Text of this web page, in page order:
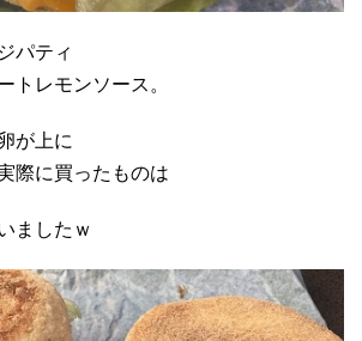
パティ
トレモンソース。
が上に
際に買ったものは
ましたｗ